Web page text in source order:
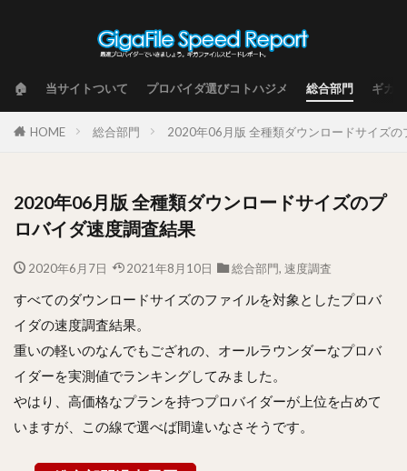
🏠 当サイトついて プロバイダ選びコトハジメ 総合部門 ギガ
HOME 総合部門 2020年06月版 全種類ダウンロードサイズの
2020年06月版 全種類ダウンロードサイズのプ
ロバイダ速度調査結果
2020年6月7日 2021年8月10日 総合部門, 速度調査
すべてのダウンロードサイズのファイルを対象としたプロバ
イダの速度調査結果。
重いの軽いのなんでもござれの、オールラウンダーなプロバ
イダーを実測値でランキングしてみました。
やはり、高価格なプランを持つプロバイダーが上位を占めて
いますが、この線で選べば間違いなさそうです。